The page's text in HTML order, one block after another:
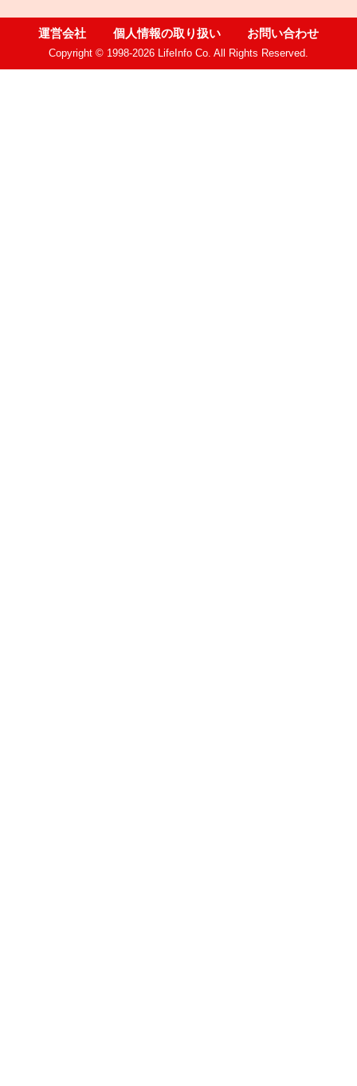
運営会社 個人情報の取り扱い お問い合わせ
Copyright © 1998-2026 LifeInfo Co. All Rights Reserved.